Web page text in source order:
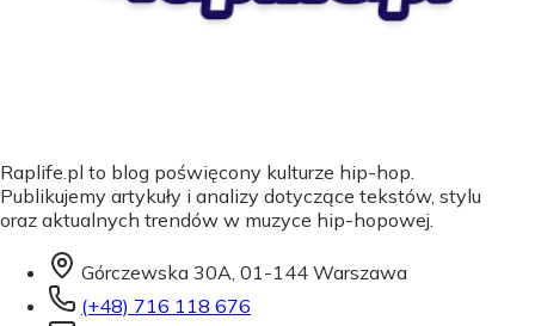
Raplife.pl to blog poświęcony kulturze hip-hop.
Publikujemy artykuły i analizy dotyczące tekstów, stylu
oraz aktualnych trendów w muzyce hip-hopowej.
Górczewska 30A, 01-144 Warszawa
(+48) 716 118 676